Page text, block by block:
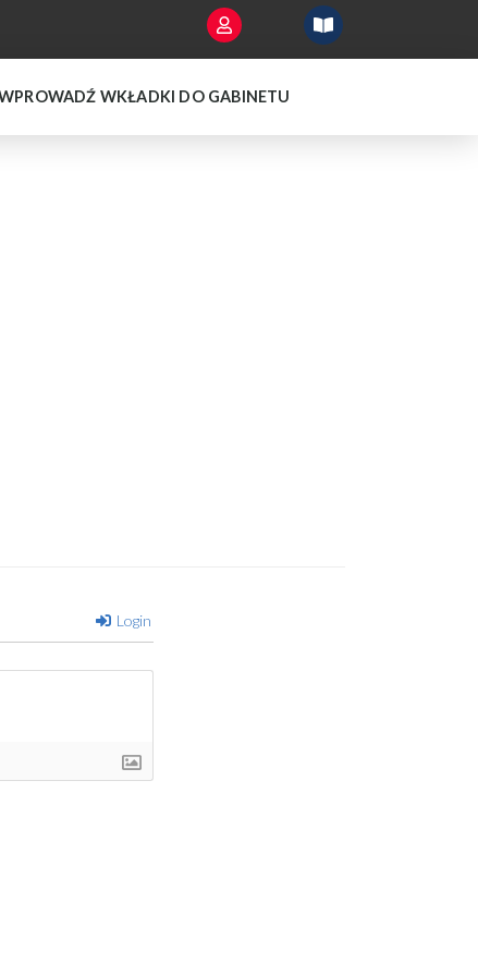
WKŁADKI DO GABINETU
Login